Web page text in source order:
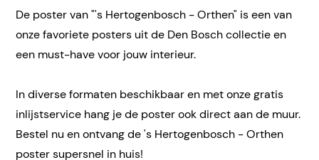
De poster van "'s Hertogenbosch - Orthen" is een van
onze favoriete posters uit de Den Bosch collectie en
een must-have voor jouw interieur.
In diverse formaten beschikbaar en met onze gratis
inlijstservice hang je de poster ook direct aan de muur.
Bestel nu en ontvang de 's Hertogenbosch - Orthen
poster supersnel in huis!